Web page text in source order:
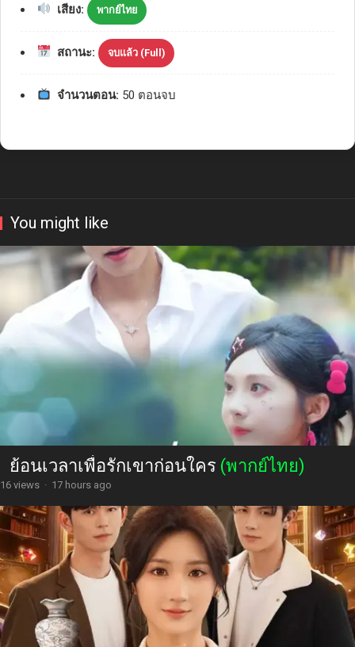
เสียง: พากย์ไทย
สถานะ: จบแล้ว (Full)
จำนวนตอน: 50 ตอนจบ
You might like
ย้อนเวลาเพื่อรักเขาก่อนใคร (พากย์ไทย)
16 views · 17 hours ago